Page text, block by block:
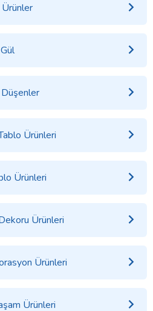
Ürünler
Gül
Düşenler
Ürünleri
Ürünleri
Ürünleri
Ürünleri
Ürünleri